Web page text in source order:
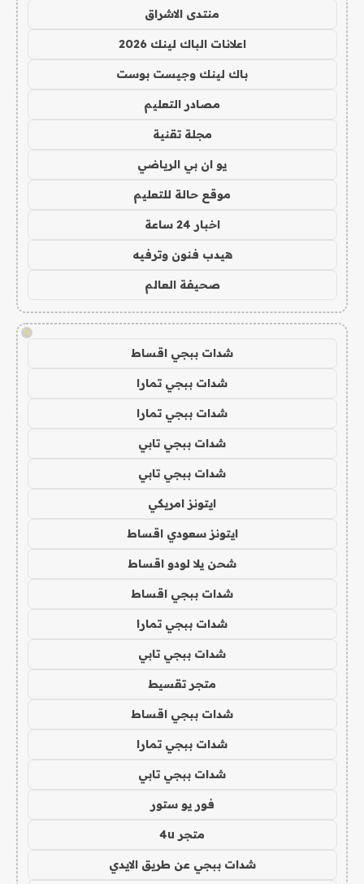
منتدى الاشراق
اعلانات الباك لينك 2026
باك لينك وجيست بوست
مصادر التعليم
مجلة تقنية
يو ان بي الرياضي
موقع حالة للتعليم
اخبار 24 ساعة
هيدب فنون وترفيه
صحيفة العالم
!
شدات ببجي اقساط
شدات ببجي تمارا
شدات ببجي تمارا
شدات ببجي تابي
شدات ببجي تابي
ايتونز امريكي
ايتونز سعودي اقساط
شحن يلا لودو اقساط
شدات ببجي اقساط
شدات ببجي تمارا
شدات ببجي تابي
متجر تقسيط
شدات ببجي اقساط
شدات ببجي تمارا
شدات ببجي تابي
فور يو ستور
متجر 4u
شدات ببجي عن طريق الايدي